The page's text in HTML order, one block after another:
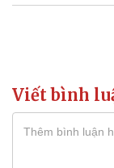
Tư vấn luật
Viết bình